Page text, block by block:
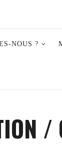
NOUS ?